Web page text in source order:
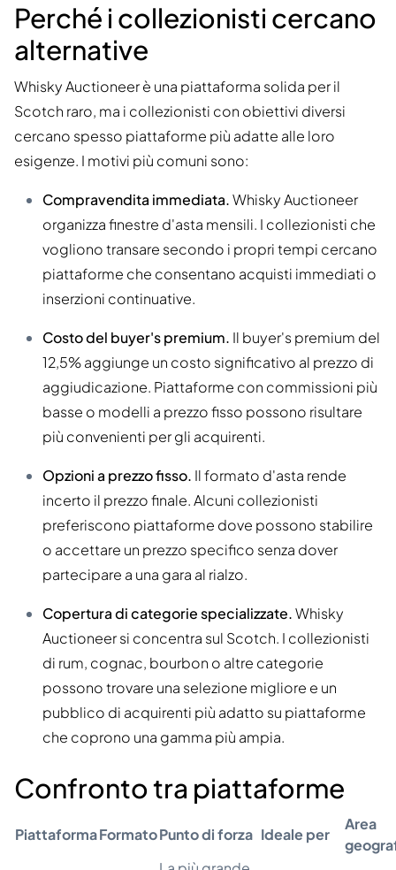
Perché i collezionisti cercano
alternative
Whisky Auctioneer è una piattaforma solida per il
Scotch raro, ma i collezionisti con obiettivi diversi
cercano spesso piattaforme più adatte alle loro
esigenze. I motivi più comuni sono:
Compravendita immediata.Whisky Auctioneer
organizza finestre d'asta mensili. I collezionisti che
vogliono transare secondo i propri tempi cercano
piattaforme che consentano acquisti immediati o
inserzioni continuative.
Costo del buyer's premium. Il buyer's premium del
12,5% aggiunge un costo significativo al prezzo di
aggiudicazione. Piattaforme con commissioni più
basse o modelli a prezzo fisso possono risultare
più convenienti per gli acquirenti.
Opzioni a prezzo fisso. Il formato d'asta rende
incerto il prezzo finale. Alcuni collezionisti
preferiscono piattaforme dove possono stabilire
o accettare un prezzo specifico senza dover
partecipare a una gara al rialzo.
Copertura di categorie specializzate.Whisky
Auctioneer si concentra sul Scotch. I collezionisti
di rum, cognac, bourbon o altre categorie
possono trovare una selezione migliore e un
pubblico di acquirenti più adatto su piattaforme
che coprono una gamma più ampia.
Confronto tra piattaforme
PiattaformaFormatoPunto di forza Ideale per
Area